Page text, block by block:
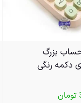
بزرگ
دکمه رنگی
تومان